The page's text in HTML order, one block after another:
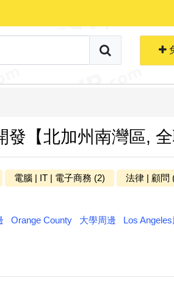
免
發【北加州南灣區, 全
電腦 | IT | 電子商務 (2) 法律 | 顧問
Orange County 大學周邊 Los